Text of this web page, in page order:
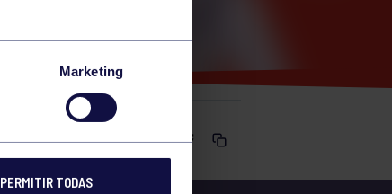
Marketing
PERMITIR TODAS
Comparte